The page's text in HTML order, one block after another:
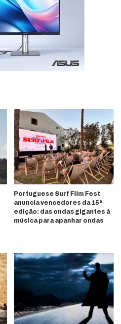
Portuguese Surf Film Fest
anuncia vencedores da 15ª
edição: das ondas gigantes à
música para apanhar ondas